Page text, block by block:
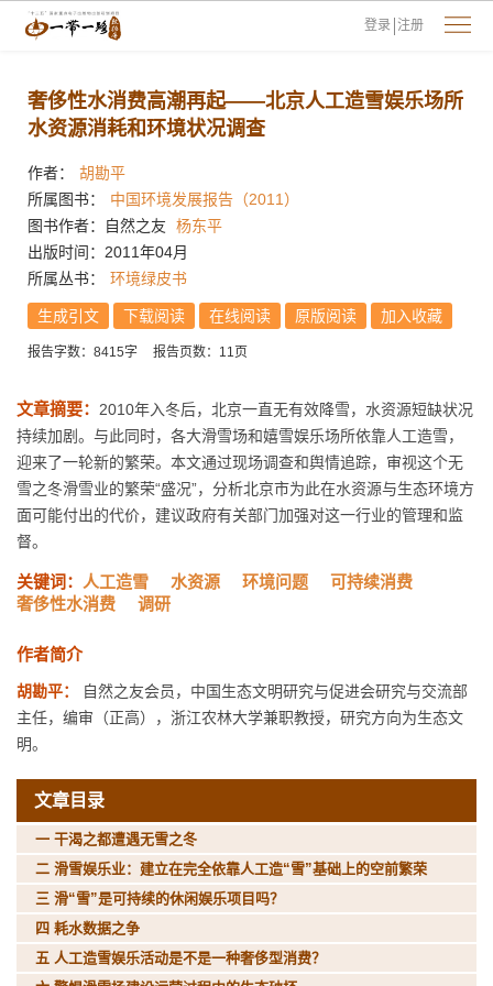
登录 注册
奢侈性水消费高潮再起——北京人工造雪娱乐场所
水资源消耗和环境状况调查
作者：
胡勘平
所属图书：
中国环境发展报告（2011）
图书作者：自然之友
杨东平
出版时间：2011年04月
所属丛书：
环境绿皮书
生成引文 下载阅读 在线阅读 原版阅读 加入收藏
报告字数：8415字 报告页数：11页
文章摘要： 2010年入冬后，北京一直无有效降雪，水资源短缺状况
持续加剧。与此同时，各大滑雪场和嬉雪娱乐场所依靠人工造雪，
迎来了一轮新的繁荣。本文通过现场调查和舆情追踪，审视这个无
雪之冬滑雪业的繁荣“盛况”，分析北京市为此在水资源与生态环境方
面可能付出的代价，建议政府有关部门加强对这一行业的管理和监
督。
关键词： 人工造雪 水资源 环境问题
可持续消费
奢侈性水消费
调研
作者简介
胡勘平：
自然之友会员，中国生态文明研究与促进会研究与交流部
主任，编审（正高），浙江农林大学兼职教授，研究方向为生态文
明。
文章目录
一 干渴之都遭遇无雪之冬
二 滑雪娱乐业：建立在完全依靠人工造“雪”基础上的空前繁荣
三 滑“雪”是可持续的休闲娱乐项目吗？
四 耗水数据之争
五 人工造雪娱乐活动是不是一种奢侈型消费？